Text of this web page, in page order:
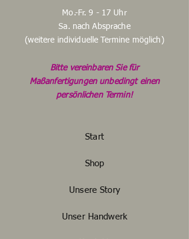
Mo.-Fr. 9 - 17 Uhr
Sa. nach Absprache
(weitere individuelle Termine möglich)
Bitte vereinbaren Sie für
Maßanfertigungen unbedingt einen
persönlichen Termin!
Start
Shop
Unsere Story
Unser Handwerk